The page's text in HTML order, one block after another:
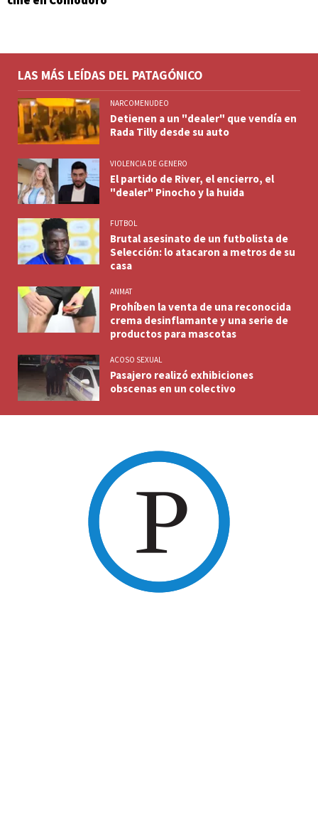
LAS MÁS LEÍDAS DEL PATAGÓNICO
NARCOMENUDEO
Detienen a un "dealer" que vendía en
Rada Tilly desde su auto
VIOLENCIA DE GENERO
El partido de River, el encierro, el
"dealer" Pinocho y la huida
FUTBOL
Brutal asesinato de un futbolista de
Selección: lo atacaron a metros de su
casa
ANMAT
Prohíben la venta de una reconocida
crema desinflamante y una serie de
productos para mascotas
ACOSO SEXUAL
Pasajero realizó exhibiciones
obscenas en un colectivo